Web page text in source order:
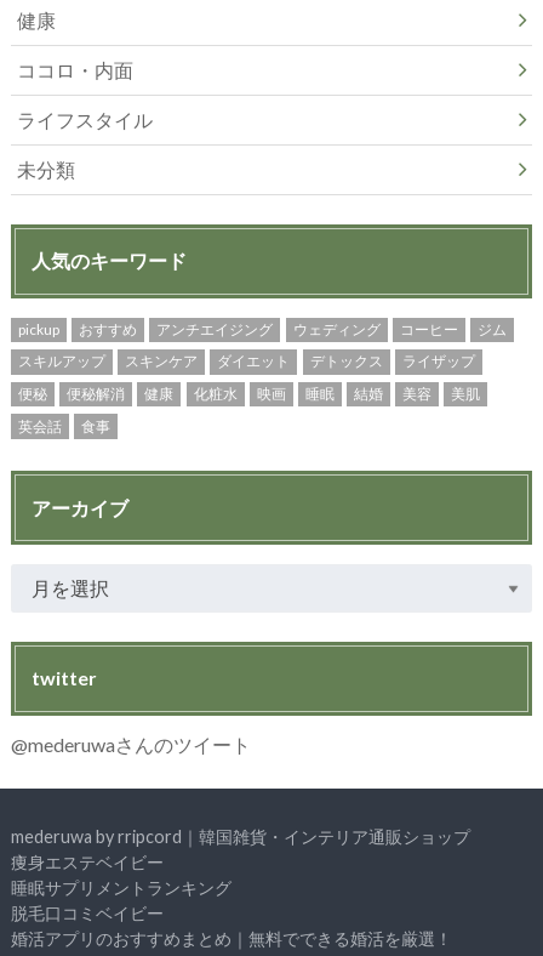
健康
ココロ・内面
ライフスタイル
未分類
人気のキーワード
pickup おすすめ アンチエイジング ウェディング コーヒー
ジム
スキルアップ
スキンケア ダイエット デトックス
ライザップ
便秘
便秘解消 健康 化粧水 映画 睡眠 結婚 美容
美肌
英会話
食事
アーカイブ
twitter
@mederuwaさんのツイート
mederuwa by rripcord｜韓国雑貨・インテリア通販ショップ
痩身エステベイビー
睡眠サプリメントランキング
脱毛口コミベイビー
婚活アプリのおすすめまとめ｜無料でできる婚活を厳選！